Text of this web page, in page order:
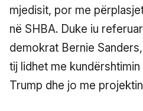
mjedisit, por me
në SHBA. Duke iu
demokrat Bernie
tij lidhet me
Trump dhe jo me